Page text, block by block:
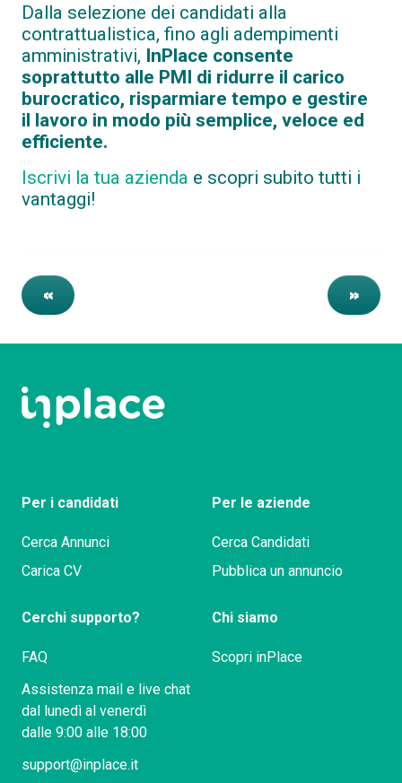
Dalla selezione dei candidati alla
contrattualistica, fino agli adempimenti
amministrativi, InPlace consente
soprattutto alle PMI di ridurre il carico
burocratico, risparmiare tempo e gestire
il lavoro in modo più semplice, veloce ed
efficiente.
Iscrivi la tua azienda e scopri subito tutti i
vantaggi!
« »
Per i candidati
Cerca Annunci
Carica CV
Per le aziende
Cerca Candidati
Pubblica un annuncio
Cerchi supporto?
FAQ
Assistenza mail e live chat
dal lunedì al venerdì
dalle 9:00 alle 18:00
support@inplace.it
Chi siamo
Scopri inPlace